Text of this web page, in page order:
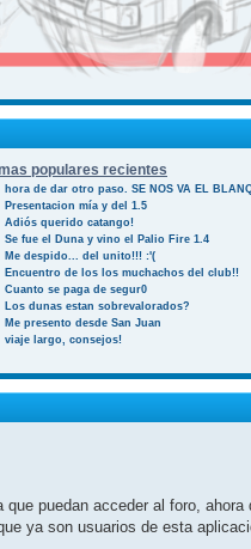
populares recientes
hora de dar otro paso. SE NOS VA EL
Presentacion mía y del 1.5
Adiós querido catango!
Se fue el Duna y vino el Palio Fire 1.4
Me despido... del unito!!! :'(
Encuentro de los los muchachos del club!!
Cuanto se paga de segur0
Los dunas estan sobrevalorados?
Me presento desde San Juan
viaje largo, consejos!
puedan acceder al foro,
ya son usuarios de esta